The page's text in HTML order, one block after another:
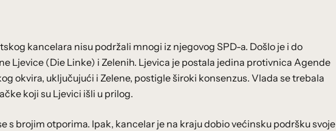
kancelara nisu podržali mnogi iz njegovog SPD-a. Došlo je i do
Ljevice (Die Linke) i Zelenih. Ljevica je postala jedina protivnica Agende
okvira, uključujući i Zelene, postigle široki konsenzus. Vlada se trebala
koji su Ljevici išli u prilog.
s brojim otporima. Ipak, kancelar je na kraju dobio većinsku podršku svoje